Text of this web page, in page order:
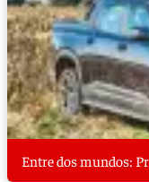
Entre dos mundos: